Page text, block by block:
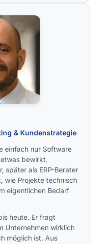
& Kundenstrategie
einfach nur Software
bewirkt.
später als ERP-Berater
wie Projekte technisch
eigentlichen Bedarf
heute. Er fragt
Unternehmen wirklich
möglich ist. Aus